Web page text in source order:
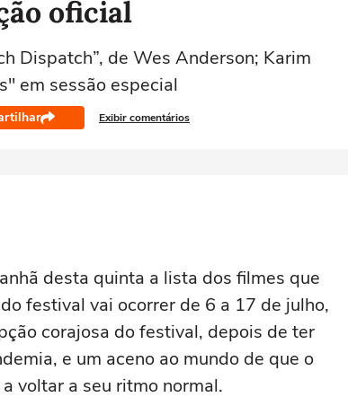
oficial
Dispatch”, de Wes Anderson; Karim
em sessão especial
Exibir comentários
desta quinta a lista dos filmes que
festival vai ocorrer de 6 a 17 de julho,
corajosa do festival, depois de ter
e um aceno ao mundo de que o
voltar a seu ritmo normal.